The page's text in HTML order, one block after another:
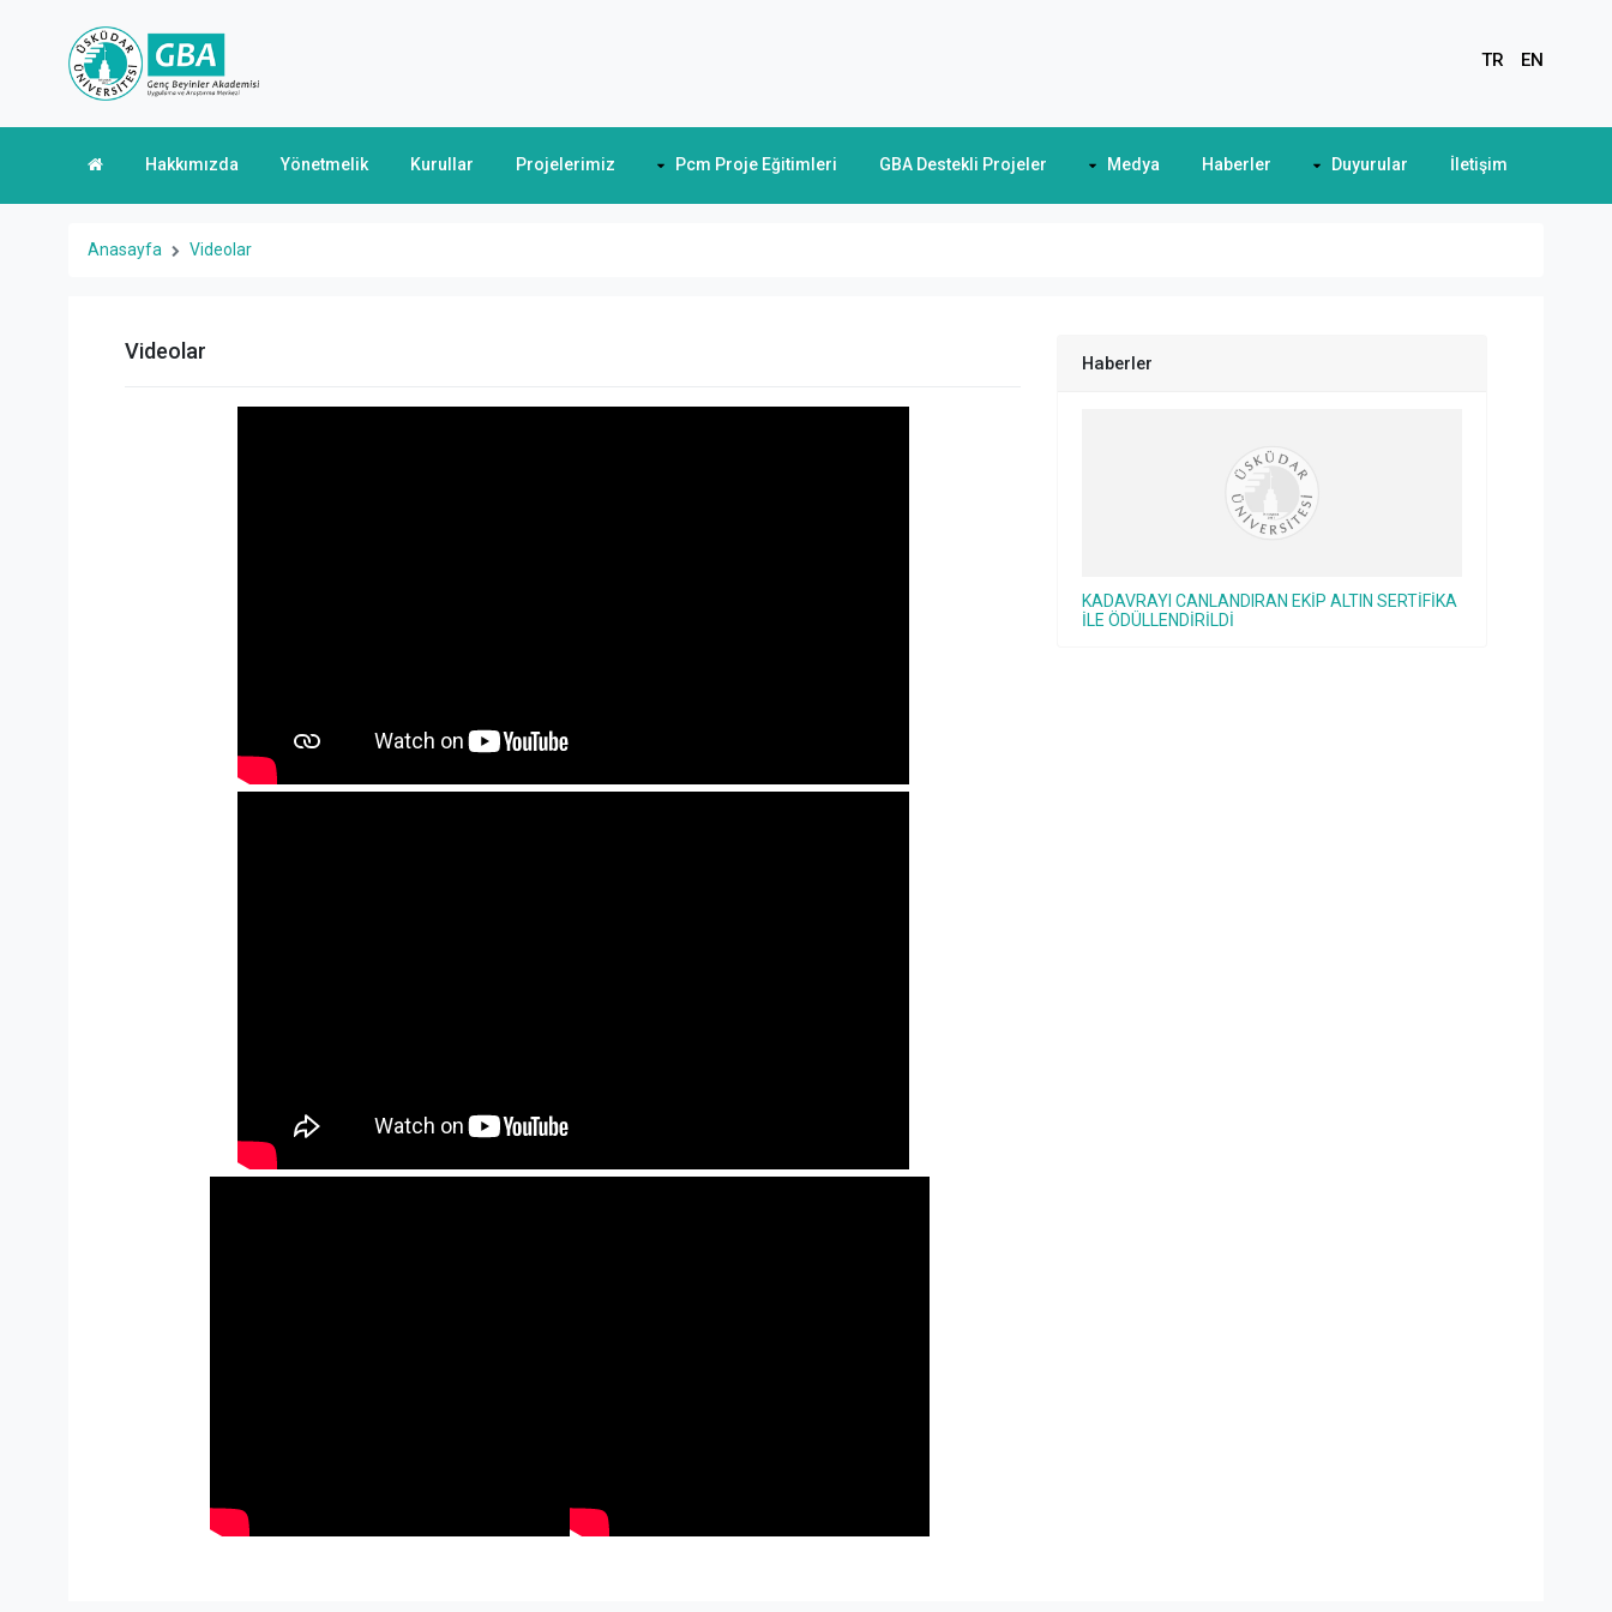
TR EN
Hakkımızda Yönetmelik Kurullar Projelerimiz Pcm Proje Eğitimleri GBA Destekli Projeler Medya Haberler Duyurular İletişim
Anasayfa Videolar
Videolar Haberler
KADAVRAYI CANLANDIRAN EKİP ALTIN SERTİFİKA
İLE ÖDÜLLENDİRİLDİ